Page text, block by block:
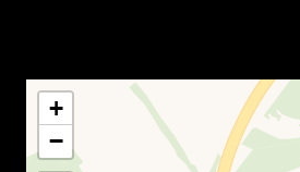
+
−